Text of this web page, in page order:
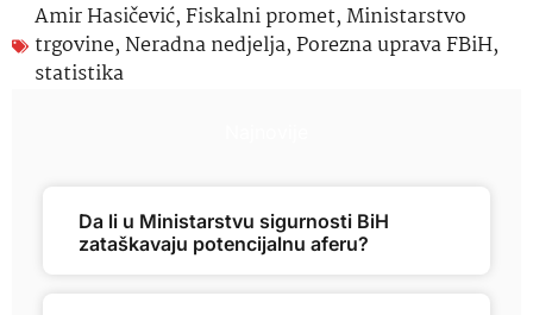
Amir Hasičević,Fiskalni promet,Ministarstvo
trgovine,Neradna nedjelja,Porezna uprava FBiH,
statistika
Da li u Ministarstvu sigurnosti BiH
zataškavaju potencijalnu aferu?